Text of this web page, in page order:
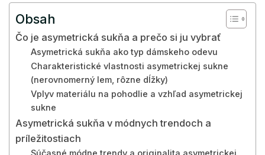
Obsah
Čo je asymetrická sukňa a prečo si ju vybrať
Asymetrická sukňa ako typ dámskeho odevu
Charakteristické vlastnosti asymetrickej sukne
(nerovnomerný lem, rôzne dĺžky)
Vplyv materiálu na pohodlie a vzhľad asymetrickej
sukne
Asymetrická sukňa v módnych trendoch a
príležitostiach